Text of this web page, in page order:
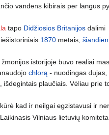
vandens kibirais per langus
tapo Didžiosios Britanijos dalimi
1870 metais,šiandien
istorijoje buvo realiai
chlorą - nuodingas
išdegintais plaučiais. Vėliau
kad ir neilgai egzistavusi ir
Vilniaus lietuvių